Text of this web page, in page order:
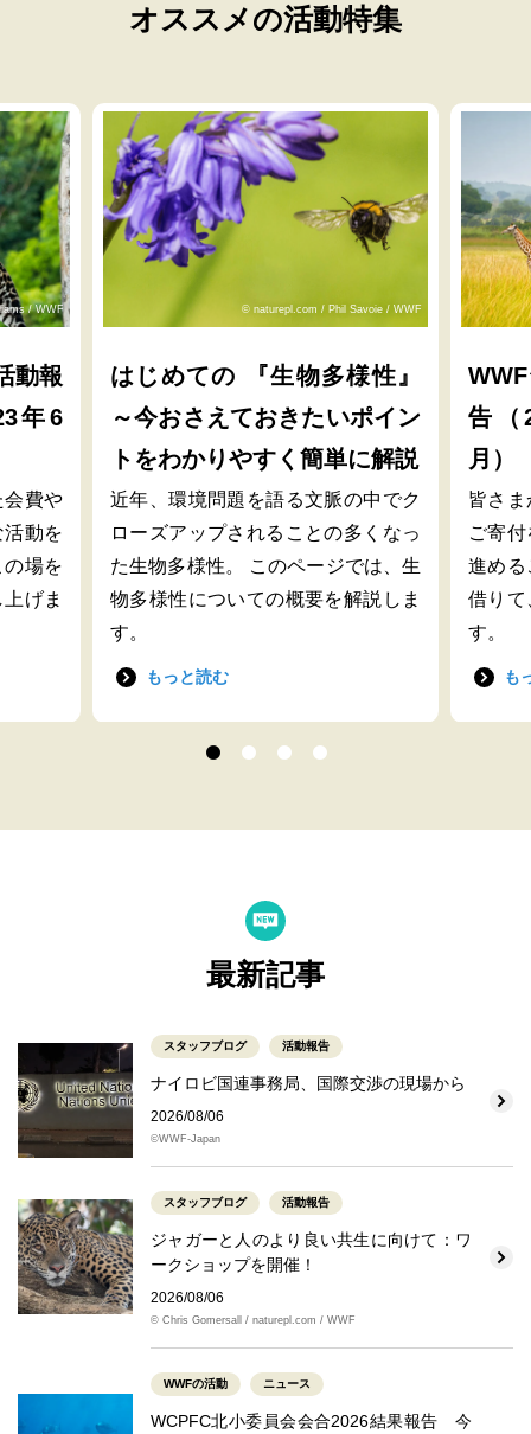
オススメの活動特集
/ WWF
動報
年6
会費や
動を
場を
げま
© naturepl.com / Phil Savoie / WWF
はじめての 『生物多様性』
～今おさえておきたいポイン
トをわかりやすく簡単に解説
近年、環境問題を語る文脈の中でク
ローズアップされることの多くなっ
た生物多様性。 このページでは、生
物多様性についての概要を解説しま
す。
もっと読む
告（
月）
皆さ
ご寄
進める
借りて
す。
も
最新記事
スタッフブログ 活動報告
ナイロビ国連事務局、国際交渉の現場から
2026/08/06
©WWF-Japan
スタッフブログ 活動報告
ジャガーと人のより良い共生に向けて：ワ
ークショップを開催！
2026/08/06
© Chris Gomersall / naturepl.com / WWF
WWFの活動 ニュース
WCPFC北小委員会会合2026結果報告 今